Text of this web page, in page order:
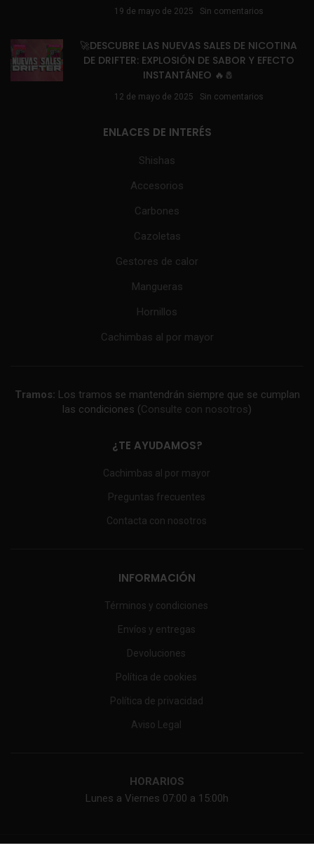
19 de mayo de 2025 Sin comentarios
🚀DESCUBRE LAS NUEVAS SALES DE NICOTINA
DE DRIFTER: EXPLOSIÓN DE SABOR Y EFECTO
INSTANTÁNEO 🔥🧂
12 de mayo de 2025 Sin comentarios
ENLACES DE INTERÉS
Shishas
Accesorios
Carbones
Cazoletas
Gestores de calor
Mangueras
Hornillos
Cachimbas al por mayor
Tramos: Los tramos se mantendrán siempre que se cumplan
las condiciones (Consulte con nosotros)
¿TE AYUDAMOS?
Cachimbas al por mayor
Preguntas frecuentes
Contacta con nosotros
INFORMACIÓN
Términos y condiciones
Envíos y entregas
Devoluciones
Política de cookies
Política de privacidad
Aviso Legal
HORARIOS
Lunes a Viernes 07:00 a 15:00h